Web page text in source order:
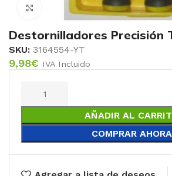
Click to enlarge
Destornilladores Precisión
SKU: 3164554-YT
9,98€ IVA Incluido
AÑADIR AL
COMPRAR AHORA